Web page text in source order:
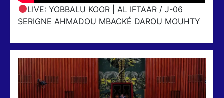
LIVE: YOBBALU KOOR | AL IFTAAR / J-06
SERIGNE AHMADOU MBACKÉ DAROU MOUHTY